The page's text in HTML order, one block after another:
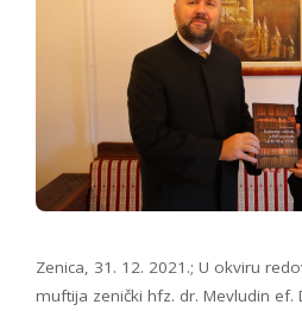
Zenica, 31. 12. 2021.; U okviru
muftija zenički hfz. dr. Mevludin ef.